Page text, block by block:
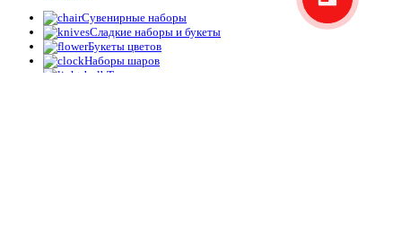
Сувенирные наборы
Сладкие наборы и букеты
Букеты цветов
Наборы шаров
Топперы